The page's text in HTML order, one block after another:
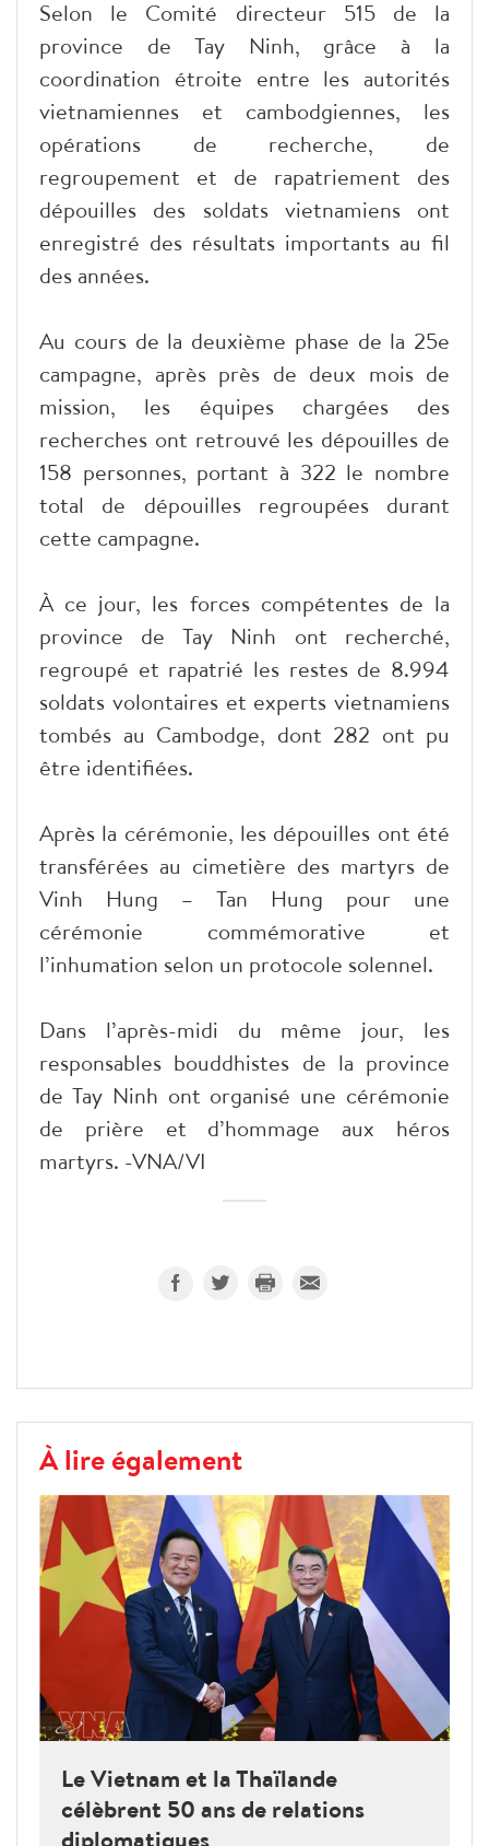
Selon le Comité directeur 515 de la
province de Tay Ninh, grâce à la
coordination étroite entre les autorités
vietnamiennes et cambodgiennes, les
opérations de recherche, de
regroupement et de rapatriement des
dépouilles des soldats vietnamiens ont
enregistré des résultats importants au fil
des années.
Au cours de la deuxième phase de la 25e
campagne, après près de deux mois de
mission, les équipes chargées des
recherches ont retrouvé les dépouilles de
158 personnes, portant à 322 le nombre
total de dépouilles regroupées durant
cette campagne.
À ce jour, les forces compétentes de la
province de Tay Ninh ont recherché,
regroupé et rapatrié les restes de 8.994
soldats volontaires et experts vietnamiens
tombés au Cambodge, dont 282 ont pu
être identifiées.
Après la cérémonie, les dépouilles ont été
transférées au cimetière des martyrs de
Vinh Hung – Tan Hung pour une
cérémonie commémorative et
l’inhumation selon un protocole solennel.
Dans l’après-midi du même jour, les
responsables bouddhistes de la province
de Tay Ninh ont organisé une cérémonie
de prière et d’hommage aux héros
martyrs. -VNA/VI
À lire également
Le Vietnam et la Thaïlande
célèbrent 50 ans de relations